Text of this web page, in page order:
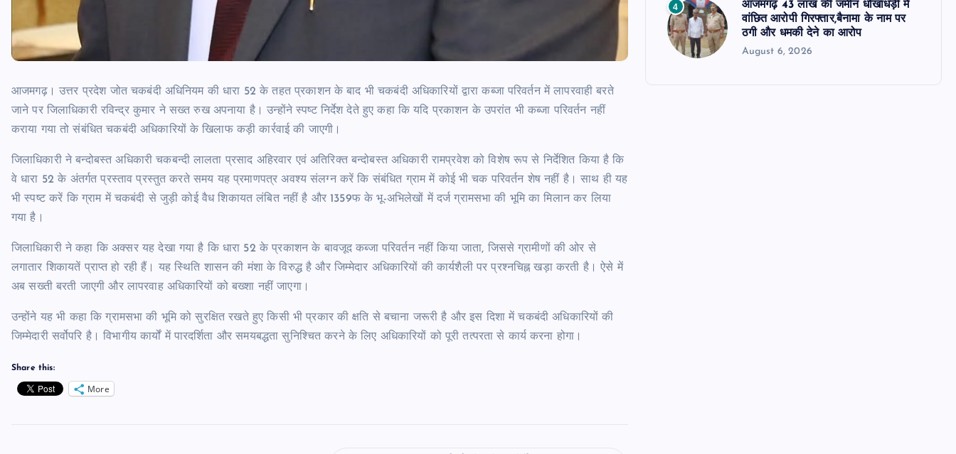
आजमगढ़। उत्तर प्रदेश जोत चकबंदी अधिनियम की धारा 52 के तहत प्रकाशन के बाद भी चकबंदी अधिकारियों द्वारा कब्जा परिवर्तन में लापरवाही बरते
जाने पर जिलाधिकारी रविन्द्र कुमार ने सख्त रुख अपनाया है। उन्होंने स्पष्ट निर्देश देते हुए कहा कि यदि प्रकाशन के उपरांत भी कब्जा परिवर्तन नहीं
कराया गया तो संबंधित चकबंदी अधिकारियों के खिलाफ कड़ी कार्रवाई की जाएगी।
जिलाधिकारी ने बन्दोबस्त अधिकारी चकबन्दी लालता प्रसाद अहिरवार एवं अतिरिक्त बन्दोबस्त अधिकारी रामप्रवेश को विशेष रूप से निर्देशित किया है कि
वे धारा 52 के अंतर्गत प्रस्ताव प्रस्तुत करते समय यह प्रमाणपत्र अवश्य संलग्न करें कि संबंधित ग्राम में कोई भी चक परिवर्तन शेष नहीं है। साथ ही यह
भी स्पष्ट करें कि ग्राम में चकबंदी से जुड़ी कोई वैध शिकायत लंबित नहीं है और 1359फ के भू-अभिलेखों में दर्ज ग्रामसभा की भूमि का मिलान कर लिया
गया है।
जिलाधिकारी ने कहा कि अक्सर यह देखा गया है कि धारा 52 के प्रकाशन के बावजूद कब्जा परिवर्तन नहीं किया जाता, जिससे ग्रामीणों की ओर से
लगातार शिकायतें प्राप्त हो रही हैं। यह स्थिति शासन की मंशा के विरुद्ध है और जिम्मेदार अधिकारियों की कार्यशैली पर प्रश्नचिह्न खड़ा करती है। ऐसे में
अब सख्ती बरती जाएगी और लापरवाह अधिकारियों को बख्शा नहीं जाएगा।
उन्होंने यह भी कहा कि ग्रामसभा की भूमि को सुरक्षित रखते हुए किसी भी प्रकार की क्षति से बचाना जरूरी है और इस दिशा में चकबंदी अधिकारियों की
जिम्मेदारी सर्वोपरि है। विभागीय कार्यों में पारदर्शिता और समयबद्धता सुनिश्चित करने के लिए अधिकारियों को पूरी तत्परता से कार्य करना होगा।
Share this:
More
4
आजमगढ़ 43 लाख की जमीन धोखाधड़ी में
वांछित आरोपी गिरफ्तार,बैनामा के नाम पर
ठगी और धमकी देने का आरोप
August 6, 2026